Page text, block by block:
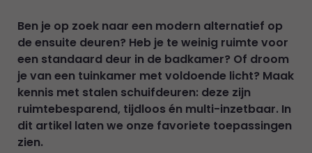
Ben je op zoek naar een modern alternatief op
de ensuite deuren? Heb je te weinig ruimte voor
een standaard deur in de badkamer? Of droom
je van een tuinkamer met voldoende licht? Maak
kennis met stalen schuifdeuren: deze zijn
ruimtebesparend, tijdloos én multi-inzetbaar. In
dit artikel laten we onze favoriete toepassingen
zien.